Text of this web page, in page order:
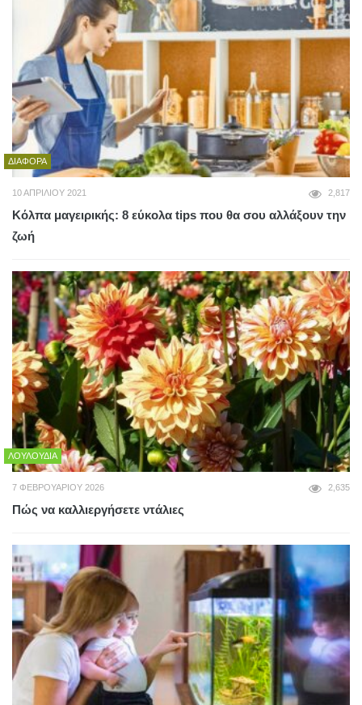
ΔΙΆΦΟΡΑ
10 ΑΠΡΙΛΊΟΥ 2021 2,817
Κόλπα μαγειρικής: 8 εύκολα tips που θα σου αλλάξουν την
ζωή
ΛΟΥΛΟΎΔΙΑ
7 ΦΕΒΡΟΥΑΡΊΟΥ 2026 2,635
Πώς να καλλιεργήσετε ντάλιες